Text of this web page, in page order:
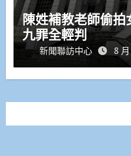
陳姓補教老師偷拍女學
九罪全輕判
新聞聯訪中心 8